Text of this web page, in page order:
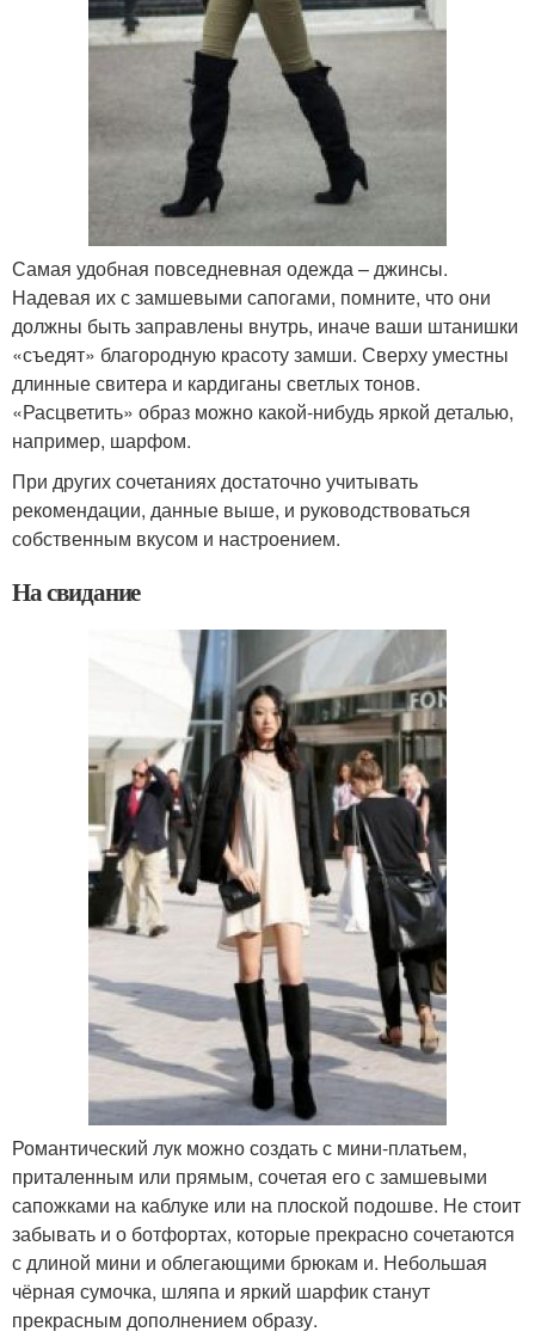
Самая удобная повседневная одежда – джинсы.
Надевая их с замшевыми сапогами, помните, что они
должны быть заправлены внутрь, иначе ваши штанишки
«съедят» благородную красоту замши. Сверху уместны
длинные свитера и кардиганы светлых тонов.
«Расцветить» образ можно какой-нибудь яркой деталью,
например, шарфом.
При других сочетаниях достаточно учитывать
рекомендации, данные выше, и руководствоваться
собственным вкусом и настроением.
На свидание
Романтический лук можно создать с мини-платьем,
приталенным или прямым, сочетая его с замшевыми
сапожками на каблуке или на плоской подошве. Не стоит
забывать и о ботфортах, которые прекрасно сочетаются
с длиной мини и облегающими брюкам и. Небольшая
чёрная сумочка, шляпа и яркий шарфик станут
прекрасным дополнением образу.